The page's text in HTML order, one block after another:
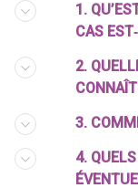
1.
CAS
2.
3.
4.